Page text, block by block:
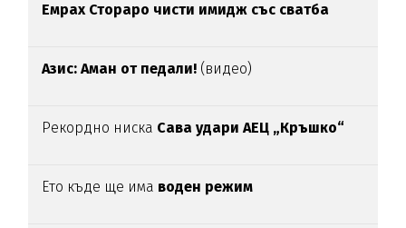
Емрах Стораро чисти имидж със сватба
Азис: Аман от педали! (видео)
Рекордно ниска Сава удари АЕЦ „Кръшко“
Ето къде ще има воден режим